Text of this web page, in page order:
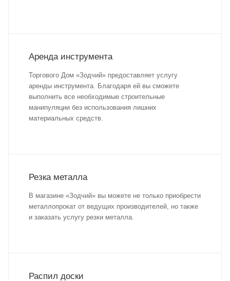
Аренда инструмента
Торгового Дом «Зодчий» предоставляет услугу
аренды инструмента. Благодаря ей вы сможете
выполнить все необходимые строительные
манипуляции без использования лишних
материальных средств.
Резка металла
В магазине «Зодчий» вы можете не только приобрести
металлопрокат от ведущих производителей, но также
и заказать услугу резки металла.
Распил доски